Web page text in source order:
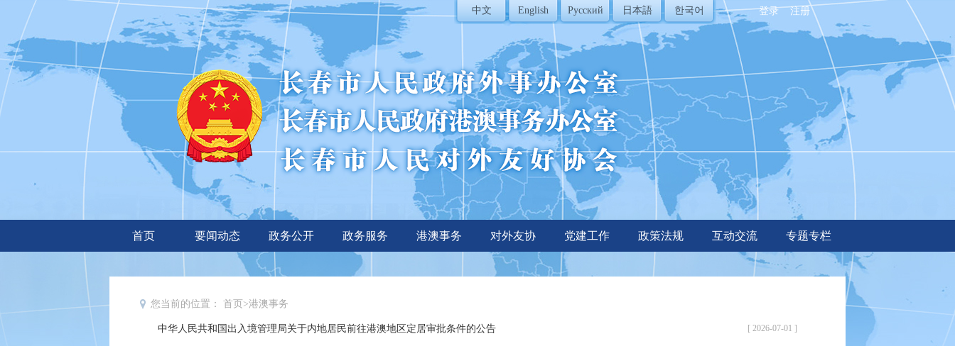
登录 注册
中文 English Русский 日本語 한국어
首页 要闻动态 政务公开 政务服务 港澳事务 对外友协 党建工作 政策法规 互动交流 专题专栏
您当前的位置： 首页 >港澳事务
[ 2026-07-01 ]
中华人民共和国出入境管理局关于内地居民前往港澳地区定居审批条件的公告